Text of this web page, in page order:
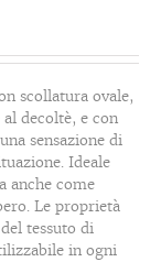
scollatura ovale,
decoltè, e con
sensazione di
Ideale
anche come
Le proprietà
tessuto di
in ogni